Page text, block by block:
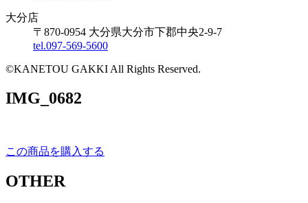
大分店
〒870-0954 大分県大分市下郡中央2-9-7
tel.097-569-5600
©KANETOU GAKKI All Rights Reserved.
IMG_0682
この商品を購入する
OTHER